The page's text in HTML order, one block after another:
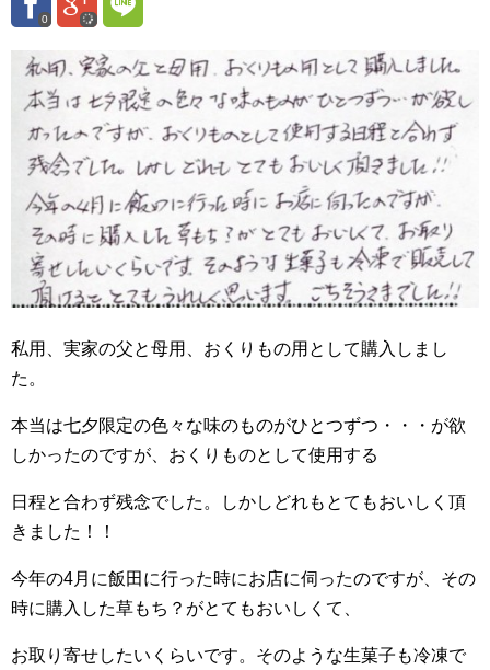
0
私用、実家の父と母用、おくりもの用として購入しまし
た。
本当は七夕限定の色々な味のものがひとつずつ・・・が欲
しかったのですが、おくりものとして使用する
日程と合わず残念でした。しかしどれもとてもおいしく頂
きました！！
今年の4月に飯田に行った時にお店に伺ったのですが、その
時に購入した草もち？がとてもおいしくて、
お取り寄せしたいくらいです。そのような生菓子も冷凍で